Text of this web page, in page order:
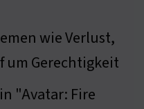
wie Verlust,
um Gerechtigkeit
"Avatar: Fire